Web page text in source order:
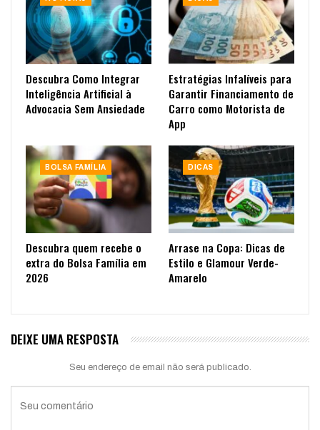
Descubra Como Integrar
Inteligência Artificial à
Advocacia Sem Ansiedade
Estratégias Infalíveis para
Garantir Financiamento de
Carro como Motorista de
App
BOLSA FAMÍLIA
Descubra quem recebe o
extra do Bolsa Família em
2026
DICAS
Arrase na Copa: Dicas de
Estilo e Glamour Verde-
Amarelo
DEIXE UMA RESPOSTA
Seu endereço de email não será publicado.